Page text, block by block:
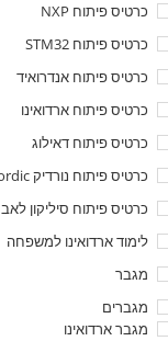
כרטיס פיתוח NXP
כרטיס פיתוח STM32
כרטיס פיתוח אנדרואיד
כרטיס פיתוח ארדואינו
כרטיס פיתוח דאילוג
כרטיס פיתוח נורדיק Nordic
כרטיס פיתוח סיליקון לאב
לימוד ארדואינו למשפחה
מגבר
מגברים
מגבר ארדואינו